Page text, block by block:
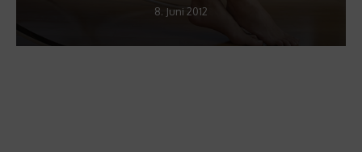
8. Juni 2012